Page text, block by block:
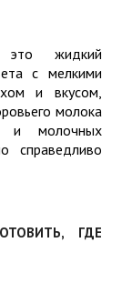
это жидкий
с мелкими
и вкусом,
молока
и молочных
справедливо
ГДЕ